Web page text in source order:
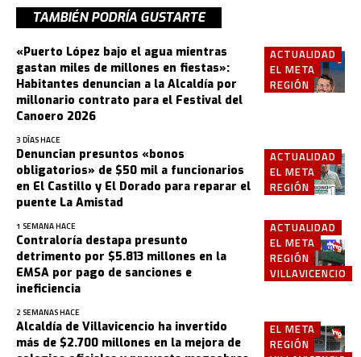
TAMBIÉN PODRÍA GUSTARTE
ACTUALIDAD
EL META
REGIÓN
«Puerto López bajo el agua mientras
gastan miles de millones en fiestas»:
Habitantes denuncian a la Alcaldía por
millonario contrato para el Festival del
Canoero 2026
3 DÍAS HACE
ACTUALIDAD
EL META
REGIÓN
Denuncian presuntos «bonos
obligatorios» de $50 mil a funcionarios
en El Castillo y El Dorado para reparar el
puente La Amistad
1 SEMANA HACE
ACTUALIDAD
EL META
REGIÓN
VILLAVICENCIO
Contraloría destapa presunto
detrimento por $5.813 millones en la
EMSA por pago de sanciones e
ineficiencia
2 SEMANAS HACE
EL META
REGIÓN
Alcaldía de Villavicencio ha invertido
más de $2.700 millones en la mejora de